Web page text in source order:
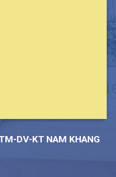
DV-KT NAM KHANG